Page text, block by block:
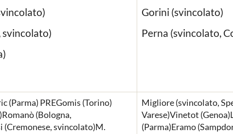
svincolato)
Gorini (svincolato)
Perna (svincolato,
(Parma) PREGomis (Torino)
(Bologna,
svincolato)M.
Migliore (svincolato,
Varese)Vinetot
(Parma)Eramo